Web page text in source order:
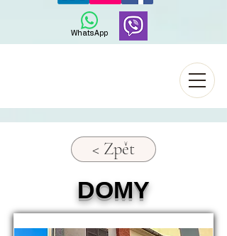
WhatsApp
< Zpět
DOMY